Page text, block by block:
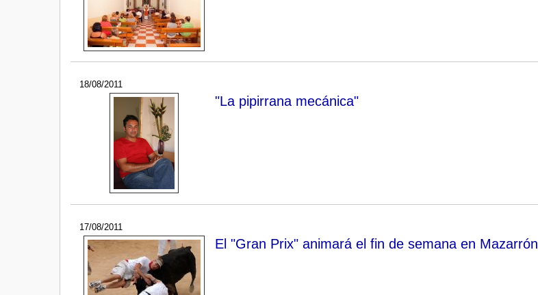
18/08/2011
"La pipirrana mecánica"
17/08/2011
El "Gran Prix" animará el fin de semana en Mazarrón